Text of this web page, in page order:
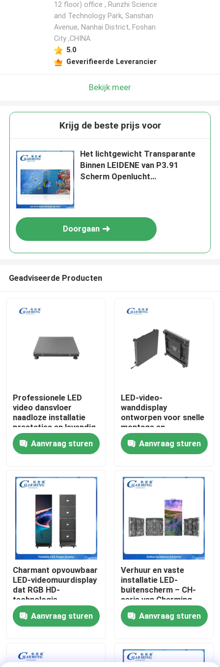
Producten
VR-show
Over ons
Fabrieksreis
Kwaliteitscontrole
Contacteer ons
nieuws
LED-videomuurweergave
12 floor) office , Runzhi Science
and Technology Park, Sanshan
Avenue, Nanhai District, Foshan
City ,CHINA
5.0
Geverifieerde Leverancier
Bekijk meer
Krijg de beste prijs voor
Het lichtgewicht Transparante
Binnen LEIDENE van P3.91
Scherm Openlucht
Doorgaan
Geadviseerde Producten
Professionele LED
video dansvloer
naadloze installatie
prestaties en levendig
beeld voor
commerciële
toepassingen
Aanvraag sturen
LED-video-
wanddisplay
ontworpen voor snelle
montage en
demontage waardoor
een flexibele inzet op
beurzen mogelijk is
Aanvraag sturen
Charmant opvouwbaar
LED-videomuurdisplay
dat RGB HD-
technologie
combineert met
flexibele structuur,
energiebesparing en
perfect voor
Aanvraag sturen
Verhuur en vaste
installatie LED-
buitenscherm – CH-
serie van Charming
p3.91 IP65
Aanvraag sturen